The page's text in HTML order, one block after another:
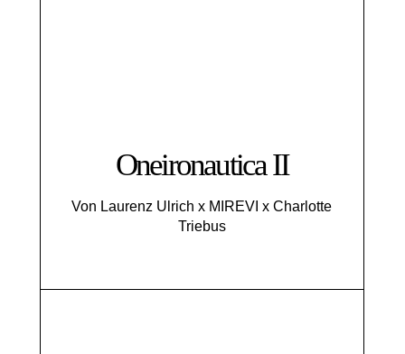
Oneironautica II
Von Laurenz Ulrich x MIREVI x Charlotte
Triebus